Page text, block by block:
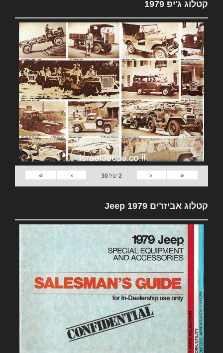
קטלוג ג'יפ 1979
«
‹
2של30
›
»
קטלוג אביזרים 1979 Jeep